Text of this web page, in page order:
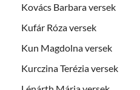
Kovács Barbara versek
Kufár Róza versek
Kun Magdolna versek
Kurczina Terézia versek